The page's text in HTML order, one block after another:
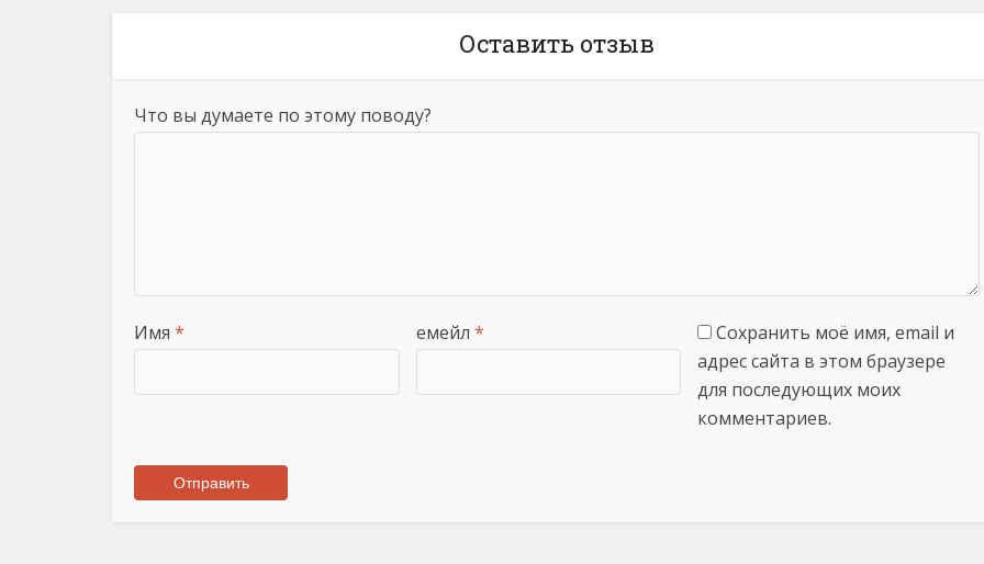
Оставить отзыв
Что вы думаете по этому поводу?
Имя * емейл *
Сохранить моё имя, email и
адрес сайта в этом браузере
для последующих моих
комментариев.